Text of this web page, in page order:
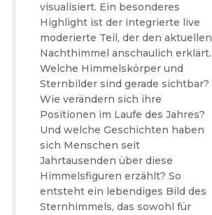
visualisiert. Ein besonderes
Highlight ist der integrierte live
moderierte Teil, der den aktuellen
Nachthimmel anschaulich erklärt.
Welche Himmelskörper und
Sternbilder sind gerade sichtbar?
Wie verändern sich ihre
Positionen im Laufe des Jahres?
Und welche Geschichten haben
sich Menschen seit
Jahrtausenden über diese
Himmelsfiguren erzählt? So
entsteht ein lebendiges Bild des
Sternhimmels, das sowohl für